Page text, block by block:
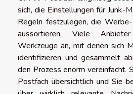
sich, die Einstellungen für Junk-
Regeln festzulegen, die
aussortieren. Viele
Werkzeuge an, mit denen sich
identifizieren und gesammelt
den Prozess enorm vereinfacht.
Postfach übersichtlich und Sie